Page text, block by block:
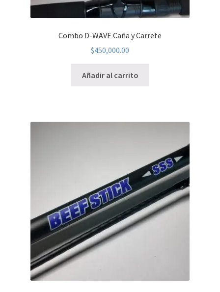
Combo D-WAVE Caña y Carrete
$450,000.00
Añadir al carrito